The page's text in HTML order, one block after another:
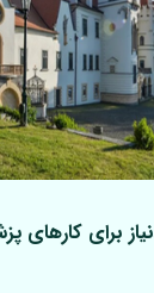
برای کارهای